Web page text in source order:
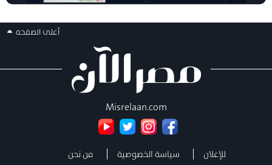
أعلى الصفحه
Misrelaan.com
للإعلان سياسة الخصوصية من نحن